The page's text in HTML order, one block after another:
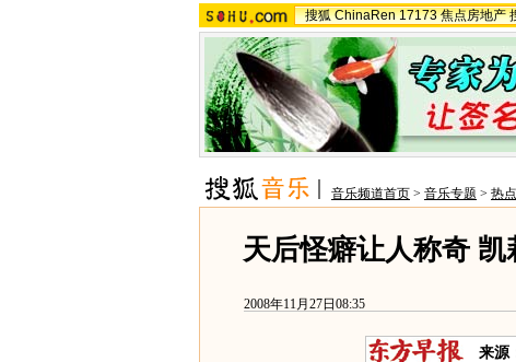
搜狐 ChinaRen 17173 焦点房地产
音乐频道首页 > 音乐专题 > 热
天后怪癖让人称奇
2008年11月27日08:35
来源